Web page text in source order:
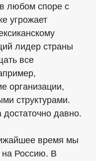
в любом споре с
угрожает
лидер страны
все
организации,
структурами.
достаточно давно.
время мы
на Россию. В